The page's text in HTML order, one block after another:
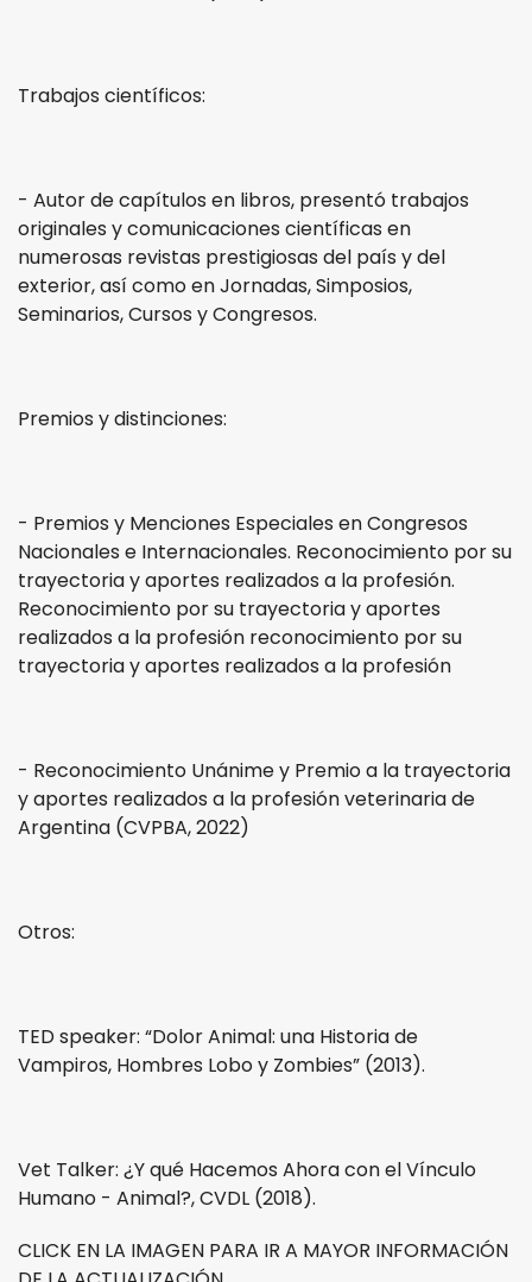
Trabajos científicos:
- Autor de capítulos en libros, presentó trabajos
originales y comunicaciones científicas en
numerosas revistas prestigiosas del país y del
exterior, así como en Jornadas, Simposios,
Seminarios, Cursos y Congresos.
Premios y distinciones:
- Premios y Menciones Especiales en Congresos
Nacionales e Internacionales. Reconocimiento por su
trayectoria y aportes realizados a la profesión.
Reconocimiento por su trayectoria y aportes
realizados a la profesión reconocimiento por su
trayectoria y aportes realizados a la profesión
- Reconocimiento Unánime y Premio a la trayectoria
y aportes realizados a la profesión veterinaria de
Argentina (CVPBA, 2022)
Otros:
TED speaker: “Dolor Animal: una Historia de
Vampiros, Hombres Lobo y Zombies” (2013).
Vet Talker: ¿Y qué Hacemos Ahora con el Vínculo
Humano - Animal?, CVDL (2018).
CLICK EN LA IMAGEN PARA IR A MAYOR INFORMACIÓN